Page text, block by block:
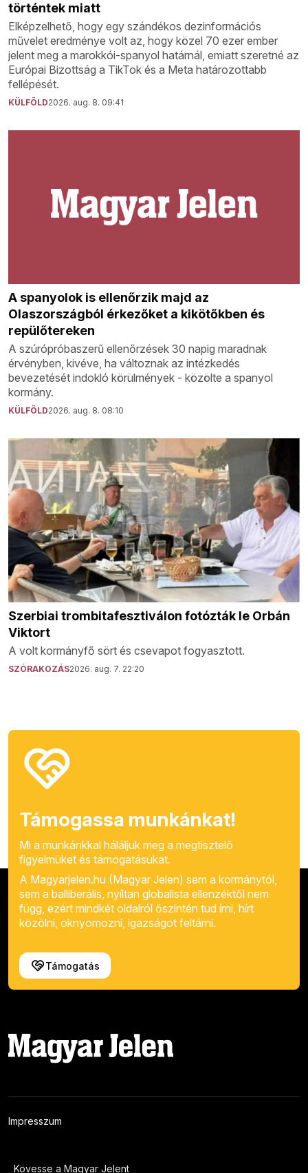
történtek miatt
Elképzelhető, hogy egy szándékos dezinformációs
művelet eredménye volt az, hogy közel 70 ezer ember
jelent meg a marokkói-spanyol határnál, emiatt szeretné az
Európai Bizottság a TikTok és a Meta határozottabb
fellépését.
KÜLFÖLD2026. aug. 8. 09:41
A spanyolok is ellenőrzik majd az
Olaszországból érkezőket a kikötőkben és
repülőtereken
A szúrópróbaszerű ellenőrzések 30 napig maradnak
érvényben, kivéve, ha változnak az intézkedés
bevezetését indokló körülmények - közölte a spanyol
kormány.
KÜLFÖLD2026. aug. 8. 08:10
Szerbiai trombitafesztiválon fotózták le Orbán
Viktort
A volt kormányfő sört és csevapot fogyasztott.
SZÓRAKOZÁS2026. aug. 7. 22:20
Támogassa munkánkat!
Mi a munkánkkal háláljuk meg a megtisztelő
figyelmüket és támogatásukat.
A Magyarjelen.hu (Magyar Jelen) sem a kormánytól,
sem a balliberális, nyíltan globalista ellenzéktől nem
függ, ezért mindkét oldalról őszintén tud írni, hírt
közölni, oknyomozni, igazságot feltárni.
Támogatás
Impresszum
Kövesse a Magyar Jelent